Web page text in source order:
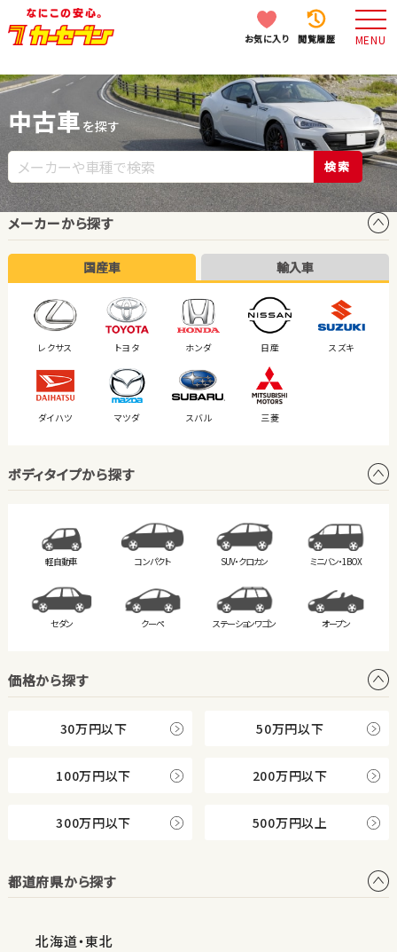
お気に入り 閲覧履歴 MENU
中古車 を探す
検索
メーカーから探す
国産車 輸入車
レクサス トヨタ ホンダ 日産 スズキ
ダイハツ マツダ スバル 三菱
ボディタイプから探す
軽自動車 コンパクト SUV・クロカン ミニバン・1BOX
セダン クーペ ステーションワゴン オープン
価格から探す
30万円以下 50万円以下
100万円以下 200万円以下
300万円以下 500万円以上
都道府県から探す
北海道・東北